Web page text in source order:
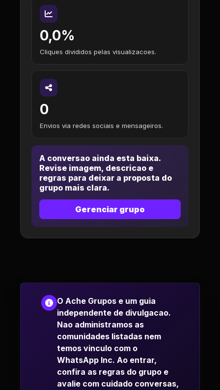
0,0%
Cliques divididos pelas visualizacoes.
0
Envios via redes sociais e mensageiros.
A conversao ainda esta baixa.
Revise imagem, descricao e
regras para deixar a proposta do
grupo mais clara.
Gerenciar grupo
O Ache Grupos e um guia
independente de divulgacao.
Nao administramos as
comunidades listadas nem
temos vinculo com o
WhatsApp Inc. Ao entrar,
confira as regras do grupo e
avalie com cuidado conversas,